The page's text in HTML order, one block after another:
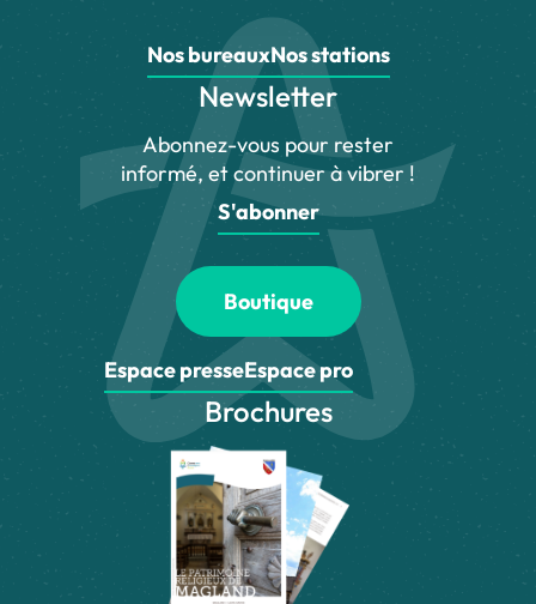
Nos bureauxNos stations
Newsletter
Abonnez-vous pour rester
informé, et continuer à vibrer !
S'abonner
Boutique
Espace presseEspace pro
Brochures